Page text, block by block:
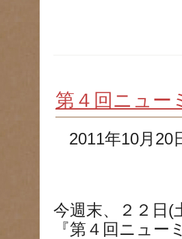
第４回ニュー
2011年10月
今週末、２２日(
『第４回ニュ